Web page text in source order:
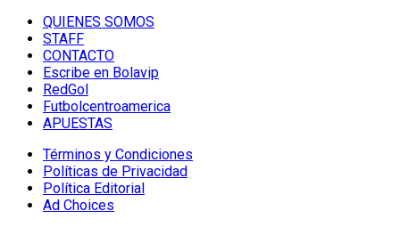
QUIENES SOMOS
STAFF
CONTACTO
Escribe en Bolavip
RedGol
Futbolcentroamerica
APUESTAS
Términos y Condiciones
Políticas de Privacidad
Política Editorial
Ad Choices